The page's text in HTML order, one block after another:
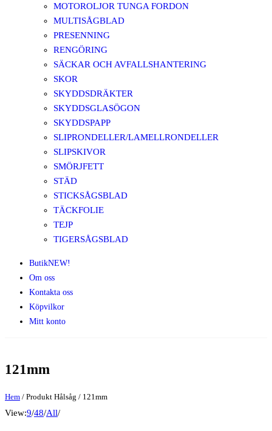
MOTOROLJOR TUNGA FORDON
MULTISÅGBLAD
PRESENNING
RENGÖRING
SÄCKAR OCH AVFALLSHANTERING
SKOR
SKYDDSDRÄKTER
SKYDDSGLASÖGON
SKYDDSPAPP
SLIPRONDELLER/LAMELLRONDELLER
SLIPSKIVOR
SMÖRJFETT
STÄD
STICKSÅGSBLAD
TÄCKFOLIE
TEJP
TIGERSÅGSBLAD
ButikNEW!
Om oss
Kontakta oss
Köpvilkor
Mitt konto
121mm
Hem / Produkt Hålsåg / 121mm
View:9/48/All/